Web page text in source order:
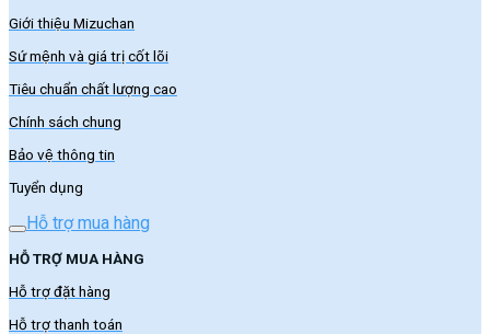
Giới thiệu Mizuchan
Sứ mệnh và giá trị cốt lõi
Tiêu chuẩn chất lượng cao
Chính sách chung
Bảo vệ thông tin
Tuyển dụng
Hỗ trợ mua hàng
HỖ TRỢ MUA HÀNG
Hỗ trợ đặt hàng
Hỗ trợ thanh toán